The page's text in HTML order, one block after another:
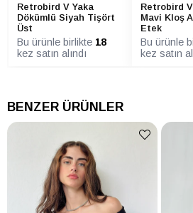
Retrobird V Yaka
Dökümlü Siyah Tişört
Üst
Bu ürünle birlikte 18
kez satın alındı
Retrobird
Mavi Kloş
Etek
Bu ürünle
kez satın
BENZER ÜRÜNLER